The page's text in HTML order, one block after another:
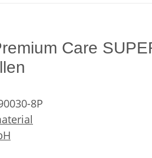
Care
8P